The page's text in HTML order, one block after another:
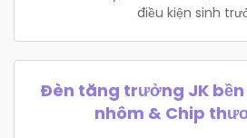
điều kiện sinh
Đèn tăng trưởng JK bền
nhôm & Chip